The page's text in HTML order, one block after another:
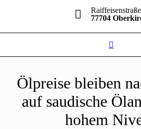
77704
Ölpreise bleiben
auf saudische
hohem